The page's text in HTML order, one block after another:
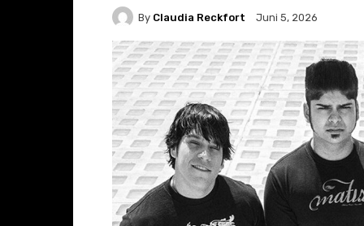
By Claudia Reckfort Juni 5, 2026